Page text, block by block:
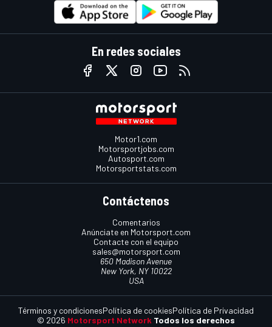
En redes sociales
Motor1.com
Motorsportjobs.com
Autosport.com
Motorsportstats.com
Contáctenos
Comentarios
Anúnciate en Motorsport.com
Contacte con el equipo
sales@motorsport.com
650 Madison Avenue
New York, NY 10022
USA
© 2026 Motorsport Network Todos los derechos
Términos y condicionesPolítica de cookiesPolítica de Privacidad